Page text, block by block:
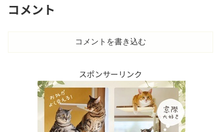
コメント
コメントを書き込む
スポンサーリンク